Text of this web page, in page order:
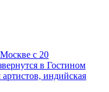
с 20
в Гостином
индийская